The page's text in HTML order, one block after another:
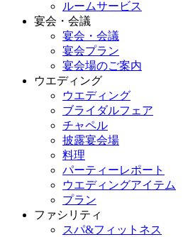
ルームサービス
宴会・会議
宴会・会議
宴会プラン
宴会場のご案内
ウエディング
ウエディング
ブライダルフェア
チャペル
披露宴会場
料理
パーティーレポート
ウエディングアイテム
プラン
ファシリティ
スパ&フィットネス